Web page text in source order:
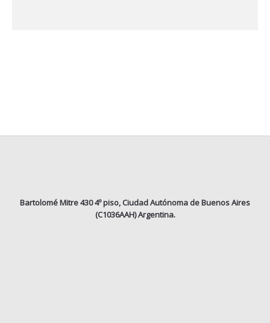
Bartolomé Mitre 430 4º piso, Ciudad Autónoma de Buenos Aires
(C1036AAH) Argentina.